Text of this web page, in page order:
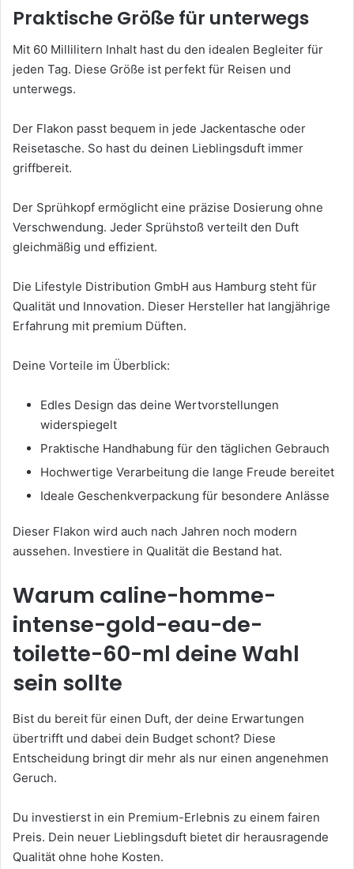
Praktische Größe für unterwegs
Mit 60 Millilitern Inhalt hast du den idealen Begleiter für
jeden Tag. Diese Größe ist perfekt für Reisen und
unterwegs.
Der Flakon passt bequem in jede Jackentasche oder
Reisetasche. So hast du deinen Lieblingsduft immer
griffbereit.
Der Sprühkopf ermöglicht eine präzise Dosierung ohne
Verschwendung. Jeder Sprühstoß verteilt den Duft
gleichmäßig und effizient.
Die Lifestyle Distribution GmbH aus Hamburg steht für
Qualität und Innovation. Dieser Hersteller hat langjährige
Erfahrung mit premium Düften.
Deine Vorteile im Überblick:
Edles Design das deine Wertvorstellungen
widerspiegelt
Praktische Handhabung für den täglichen Gebrauch
Hochwertige Verarbeitung die lange Freude bereitet
Ideale Geschenkverpackung für besondere Anlässe
Dieser Flakon wird auch nach Jahren noch modern
aussehen. Investiere in Qualität die Bestand hat.
Warum caline-homme-
intense-gold-eau-de-
toilette-60-ml deine Wahl
sein sollte
Bist du bereit für einen Duft, der deine Erwartungen
übertrifft und dabei dein Budget schont? Diese
Entscheidung bringt dir mehr als nur einen angenehmen
Geruch.
Du investierst in ein Premium-Erlebnis zu einem fairen
Preis. Dein neuer Lieblingsduft bietet dir herausragende
Qualität ohne hohe Kosten.